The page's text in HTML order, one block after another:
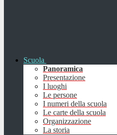
Scuola
Panoramica
Presentazione
I luoghi
Le persone
I numeri della scuola
Le carte della scuola
Organizzazione
La storia